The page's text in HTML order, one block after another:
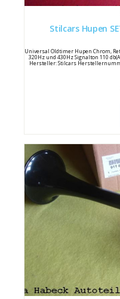
Stilcars Hupen
Universal Oldtimer Hupen Chrom,
320Hz und 430Hz Signalton 110
Hersteller: Stilcars